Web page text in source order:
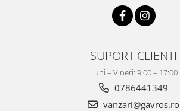
SUPORT CLIENTI
Luni – Vineri: 9:00 – 17:00
0786441349
vanzari@gavros.ro